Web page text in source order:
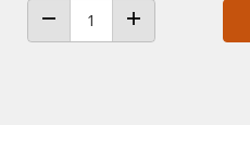
ANZAHL VERRINGERNANZAHL ERHÖHEN